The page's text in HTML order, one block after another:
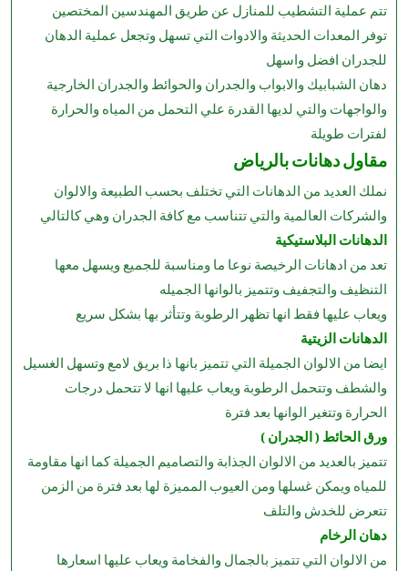
تتم عملية التشطيب للمنازل عن طريق المهندسين المختصين
توفر المعدات الحديثة والادوات التي تسهل وتجعل عملية الدهان
للجدران افضل واسهل
دهان الشبابيك والابواب والجدران والحوائط والجدران الخارجية
والواجهات والتي لديها القدرة علي التحمل من المياه والحرارة
لفترات طويلة
مقاول دهانات بالرياض
نملك العديد من الدهانات التي تختلف بحسب الطبيعة والالوان
والشركات العالمية والتي تتناسب مع كافة الجدران وهي كالتالي
الدهانات البلاستيكية
تعد من ادهانات الرخيصة نوعا ما ومناسبة للجميع ويسهل معها
التنظيف والتجفيف وتتميز بالوانها الجميله
ويعاب عليها فقط انها تظهر الرطوبة وتتأثر بها بشكل سريع
الدهانات الزيتية
ايضا من الالوان الجميلة التي تتميز بانها ذا بريق لامع وتسهل الغسيل
والشطف وتتحمل الرطوبة ويعاب عليها انها لا تتحمل درجات
الحرارة وتتغير الوانها بعد فترة
ورق الحائط ( الجدران )
تتميز بالعديد من الالوان الجذابة والتصاميم الجميلة كما انها مقاومة
للمياه ويمكن غسلها ومن العيوب المميزة لها بعد فترة من الزمن
تتعرض للخدش والتلف
دهان الرخام
من الالوان التي تتميز بالجمال والفخامة ويعاب عليها اسعارها